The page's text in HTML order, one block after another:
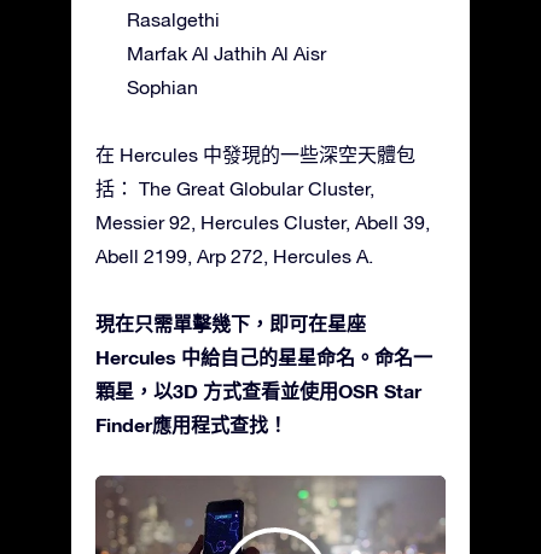
Rasalgethi
Marfak Al Jathih Al Aisr
Sophian
在 Hercules 中發現的一些深空天體包
括： The Great Globular Cluster,
Messier 92, Hercules Cluster, Abell 39,
Abell 2199, Arp 272, Hercules A.
現在只需單擊幾下，即可在星座
Hercules 中給自己的星星命名。命名一
顆星，以3D 方式查看並使用OSR Star
Finder應用程式查找！